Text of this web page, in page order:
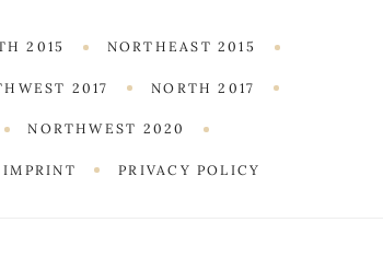
2015 NORTHEAST 2015
2017 NORTH 2017
NORTHWEST 2020
IMPRINT PRIVACY POLICY